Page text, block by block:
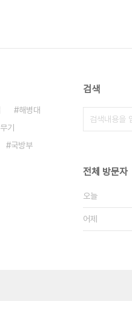
해병대
무기
국방부
검색
전체 방문자
오늘
어제